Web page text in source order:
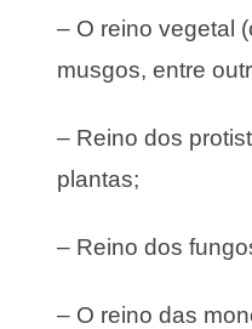
– O reino vegetal
musgos, entre
– Reino dos
plantas;
– Reino dos
– O reino das